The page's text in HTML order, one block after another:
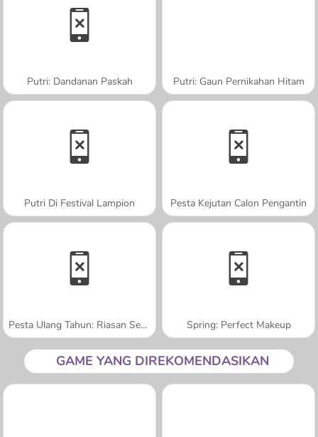
Putri: Dandanan Paskah Putri: Gaun Pernikahan Hitam
Putri Di Festival Lampion Pesta Kejutan Calon Pengantin
Pesta Ulang Tahun: Riasan Sempurna Spring: Perfect Makeup
GAME YANG DIREKOMENDASIKAN